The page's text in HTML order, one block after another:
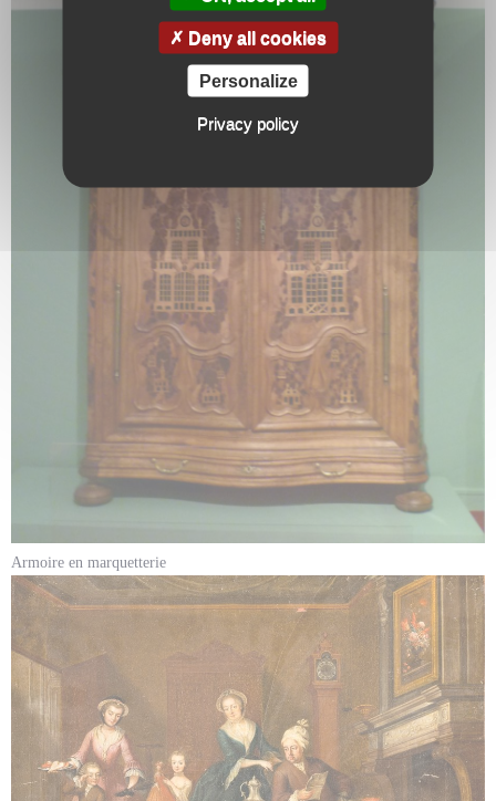
Armoire en marquetterie
Deny all cookies
Personalize
Privacy policy